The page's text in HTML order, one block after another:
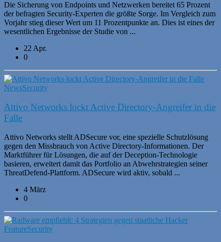
Die Sicherung von Endpoints und Netzwerken bereitet 65 Prozent
der befragten Security-Experten die größte Sorge. Im Vergleich zum
Vorjahr stieg dieser Wert um 11 Prozentpunkte an. Dies ist eines der
wesentlichen Ergebnisse der Studie von ...
22 Apr.
0
NewsSecurity
Attivo Networks lockt Active Directory-Angreifer in die
Falle
Attivo Networks stellt ADSecure vor, eine spezielle Schutzlösung
gegen den Missbrauch von Active Directory-Informationen. Der
Marktführer für Lösungen, die auf der Deception-Technologie
basieren, erweitert damit das Portfolio an Abwehrstrategien seiner
ThreatDefend-Plattform. ADSecure wird aktiv, sobald ...
4 März
0
FeatureSecurity